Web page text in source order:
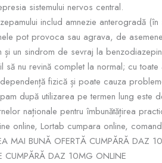
sistemului nervos central.
includ amnezie anterogradă
pot provoca sau agrava, de
și un sindrom de sevraj la
să nu revină complet la normal; cu
fizică și poate cauza
după utilizarea pe termen lung este
naționale pentru îmbunătățirea
online, Lortab cumpara online,
MAI BUNĂ OFERTĂ CUMPĂRĂ DAZ
CUMPĂRĂ DAZ 10MG ONLINE